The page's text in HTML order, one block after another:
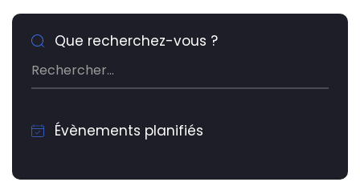
Que recherchez-vous ?
Évènements planifiés